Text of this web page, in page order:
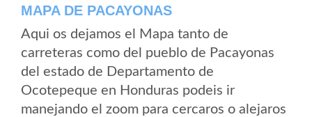
MAPA DE PACAYONAS
Aqui os dejamos el Mapa tanto de
carreteras como del pueblo de Pacayonas
del estado de Departamento de
Ocotepeque en Honduras podeis ir
manejando el zoom para cercaros o alejaros